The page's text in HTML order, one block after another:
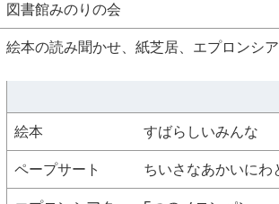
図書館みのりの会
絵本の読み聞かせ、紙芝居、エプロンシ
絵本 すばらしいみんな
ペープサート ちいさなあかいにわ